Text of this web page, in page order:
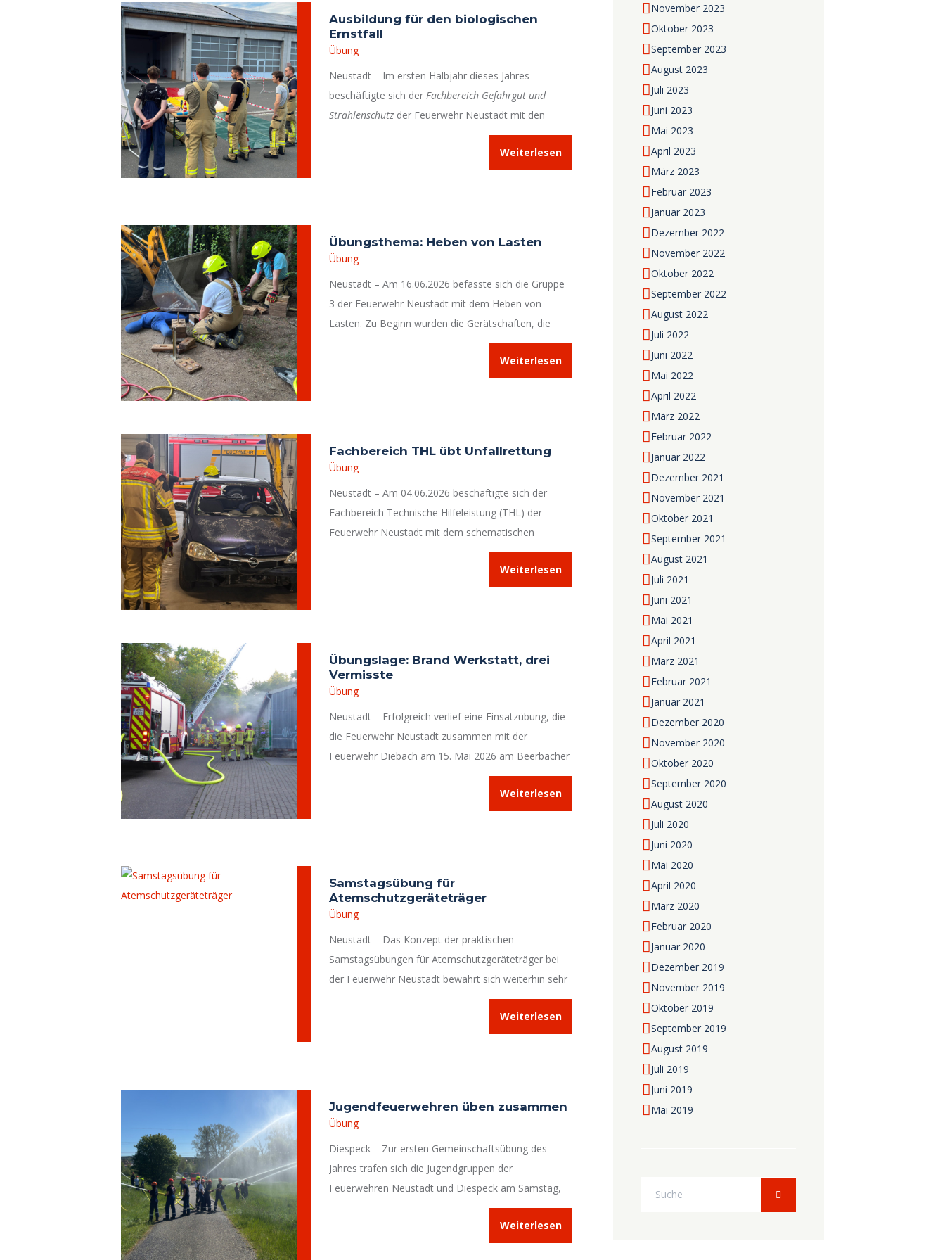
Ausbildung für den biologischen
Ernstfall
Übung
Neustadt – Im ersten Halbjahr dieses Jahres
beschäftigte sich der Fachbereich Gefahrgut und
Strahlenschutz der Feuerwehr Neustadt mit den
Themen Biologische Gefahren, Biogas und
Weiterlesen
Übungsthema: Heben von Lasten
Übung
Neustadt – Am 16.06.2026 befasste sich die Gruppe
3 der Feuerwehr Neustadt mit dem Heben von
Lasten. Zu Beginn wurden die Gerätschaften, die
dafür sowie für das vorherige Unterbauen benötigt
werden, gemeinsam erläutert und deren Platz auf
Weiterlesen
Fachbereich THL übt Unfallrettung
Übung
Neustadt – Am 04.06.2026 beschäftigte sich der
Fachbereich Technische Hilfeleistung (THL) der
Feuerwehr Neustadt mit dem schematischen
Vorgehen bei Verkehrsunfällen nach dem
-Prinzip. Ziel war es,
strukturierte Abläufe für die technische Unfallrettung
Weiterlesen
Übungslage: Brand Werkstatt, drei
Vermisste
Übung
Neustadt – Erfolgreich verlief eine Einsatzübung, die
die Feuerwehr Neustadt zusammen mit der
Feuerwehr Diebach am 15. Mai 2026 am Beerbacher
Weiterlesen
Samstagsübung für
Atemschutzgeräteträger
Übung
Neustadt – Das Konzept der praktischen
Samstagsübungen für Atemschutzgeräteträger bei
der Feuerwehr Neustadt bewährt sich weiterhin sehr
gut und wurde auch in diesem Jahr von den beiden
Leitern Atemschutz in Form intensiver
Ausbildungsvormittage fortgeführt, die zahlreiche
Weiterlesen
Jugendfeuerwehren üben zusammen
Übung
Diespeck – Zur ersten Gemeinschaftsübung des
Jahres trafen sich die Jugendgruppen der
Feuerwehren Neustadt und Diespeck am Samstag,
Weiterlesen
November 2023
Oktober 2023
September 2023
August 2023
Juli 2023
Juni 2023
Mai 2023
April 2023
März 2023
Februar 2023
Januar 2023
Dezember 2022
November 2022
Oktober 2022
September 2022
August 2022
Juli 2022
Juni 2022
Mai 2022
April 2022
März 2022
Februar 2022
Januar 2022
Dezember 2021
November 2021
Oktober 2021
September 2021
August 2021
Juli 2021
Juni 2021
Mai 2021
April 2021
März 2021
Februar 2021
Januar 2021
Dezember 2020
November 2020
Oktober 2020
September 2020
August 2020
Juli 2020
Juni 2020
Mai 2020
April 2020
März 2020
Februar 2020
Januar 2020
Dezember 2019
November 2019
Oktober 2019
September 2019
August 2019
Juli 2019
Juni 2019
Mai 2019